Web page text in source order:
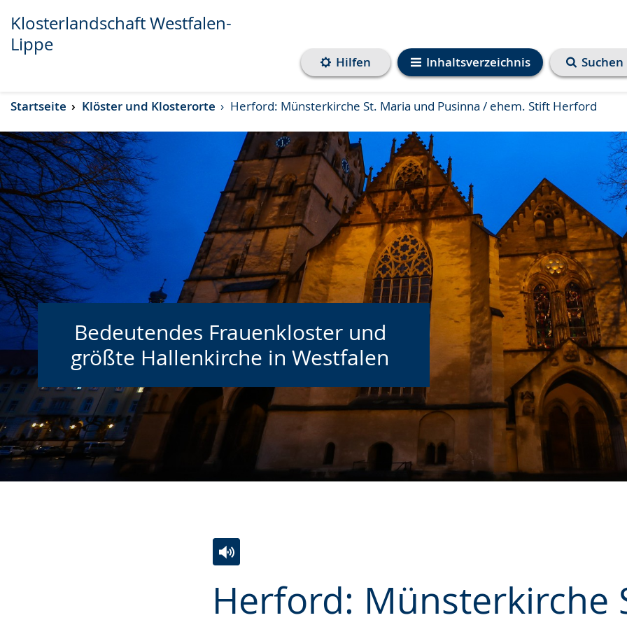
Transkript anzeigen
Abspielen
Pausieren
Klosterlandschaft Westfalen-
Lippe
Inhaltsverzeichnis
Hilfen Suchen
Startseite Klöster und Klosterorte Herford: Münsterkirche St. Maria und Pusinna / ehem. Stift Herford
Bedeutendes Frauenkloster und
größte Hallenkirche in Westfalen
Herford: Münsterkirche
Leichten
Sprache
Audio-
Unterstützung.
Video
in